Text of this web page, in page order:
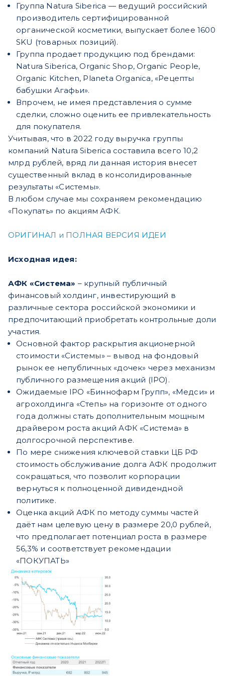
Группа Natura Siberica — ведущий российский
производитель сертифицированной
органической косметики, выпускает более 1600
SKU (товарных позиций).
Группа продает продукцию под брендами:
Natura Siberica, Organic Shop, Organic People,
Organic Kitchen, Planeta Organica, «Рецепты
бабушки Агафьи».
Впрочем, не имея представления о сумме
сделки, сложно оценить ее привлекательность
для покупателя.
Учитывая, что в 2022 году выручка группы
компаний Natura Siberica составила всего 10,2
млрд рублей, вряд ли данная история внесет
существенный вклад в консолидированные
результаты «Системы».
В любом случае мы сохраняем рекомендацию
«Покупать» по акциям АФК.
ОРИГИНАЛ и ПОЛНАЯ ВЕРСИЯ ИДЕИ
Исходная идея:
АФК «Система» – крупный публичный
финансовый холдинг, инвестирующий в
различные сектора российской экономики и
предпочитающий приобретать контрольные доли
участия.
Основной фактор раскрытия акционерной
стоимости «Системы» – вывод на фондовый
рынок ее непубличных «дочек» через механизм
публичного размещения акций (IPO).
Ожидаемые IPO «Биннофарм Групп», «Медси» и
агрохолдинга «Степь» на горизонте от одного
года должны стать дополнительным мощным
драйвером роста акций АФК «Система» в
долгосрочной перспективе.
По мере снижения ключевой ставки ЦБ РФ
стоимость обслуживание долга АФК продолжит
сокращаться, что позволит корпорации
вернуться к полноценной дивидендной
политике.
Оценка акций АФК по методу суммы частей
даёт нам целевую цену в размере 20,0 рублей,
что предполагает потенциал роста в размере
56,3% и соответствует рекомендации
«ПОКУПАТЬ»